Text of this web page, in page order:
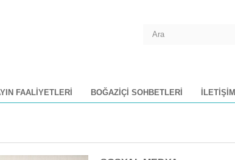
FAALIYETLERI BOĞAZIÇI SOHBETLERI İLETIŞIM